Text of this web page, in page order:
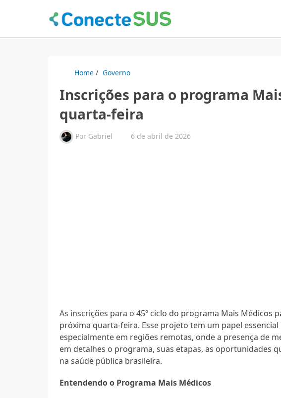
Home / Governo
Inscrições para o programa
quarta-feira
Por Gabriel 6 de abril de 2026
As inscrições para o 45º ciclo do programa Mais Médicos
próxima quarta-feira. Esse projeto tem um papel
especialmente em regiões remotas, onde a presença de
em detalhes o programa, suas etapas, as oportunidades
na saúde pública brasileira.
Entendendo o Programa Mais Médicos